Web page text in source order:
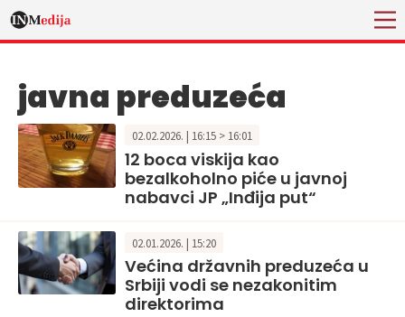
javna preduzeća
02.02.2026. | 16:15 > 16:01
12 boca viskija kao
bezalkoholno piće u javnoj
nabavci JP „Inđija put“
02.01.2026. | 15:20
Većina državnih preduzeća u
Srbiji vodi se nezakonitim
direktorima